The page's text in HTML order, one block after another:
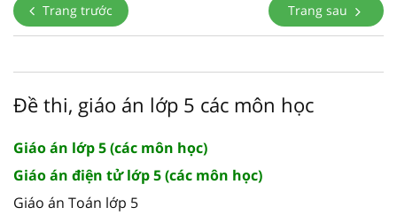
Trang trước Trang sau
Đề thi, giáo án lớp 5 các môn học
Giáo án lớp 5 (các môn học)
Giáo án điện tử lớp 5 (các môn học)
Giáo án Toán lớp 5